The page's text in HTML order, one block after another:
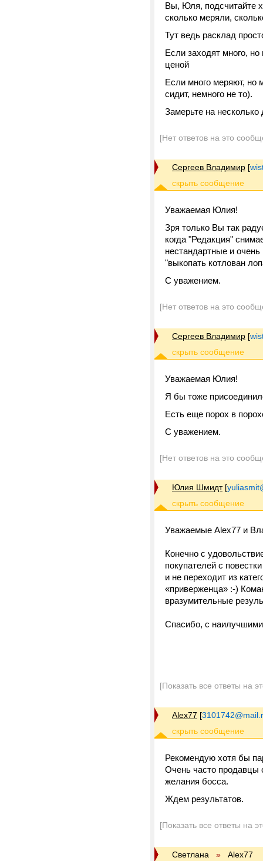
Вы, Юля, подсчитайте
сколько меряли,
Тут ведь расклад
Если заходят много,
ценой
Если много меряют, но
сидит, немного не то).
Замерьте на
[Нет ответов на это
Сергеев Владимир [
Уважаемая Юлия!
Зря только Вы так
когда "Редакция"
нестандартные и
"выкопать котлован
С уважением.
[Нет ответов на это
Сергеев Владимир [
Уважаемая Юлия!
Я бы тоже
Есть еще порох в
С уважением.
[Нет ответов на это
Юлия Шмидт [
Уважаемые Alex77 и
Конечно с
покупателей с
и не переходит из
«приверженца» :-)
вразумительные
Спасибо, с
[Показать все ответы на
Alex77 [
Рекомендую хотя бы
Очень часто продавцы
желания босса.
Ждем результатов.
[Показать все ответы на
Светлана » Alex77